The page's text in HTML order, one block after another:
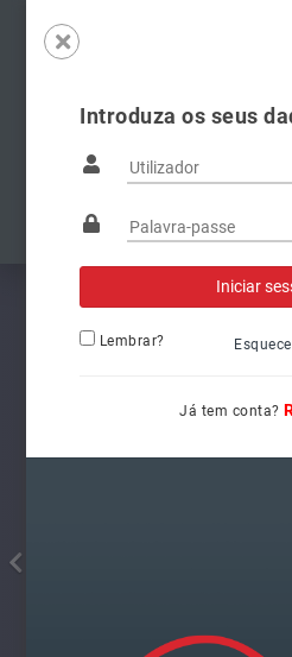
Introduza os seus
Lembrar?
Já tem conta?
Famílias
TEMP.KIMAPA